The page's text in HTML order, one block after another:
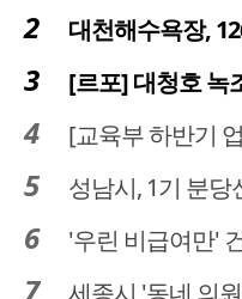
대천해수욕장,
[르포] 대청호 녹조 시작
[교육부 하반기 업무계획] 국가인재위
성남시, 1기 분
'우린 비급여만' 건강보